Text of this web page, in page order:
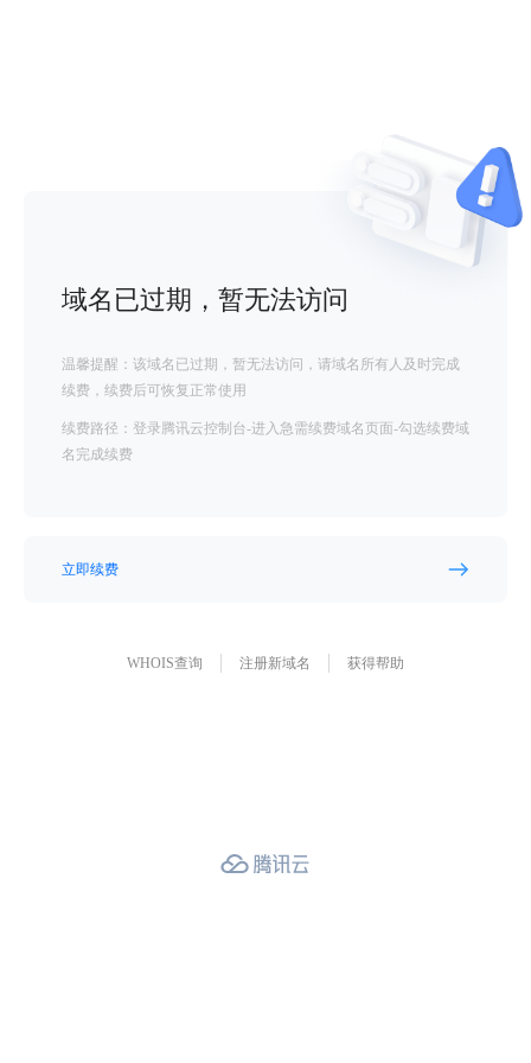
域名已过期，暂无法访问
温馨提醒：该域名已过期，暂无法访问，请域名所有人及时完成
续费，续费后可恢复正常使用
续费路径：登录腾讯云控制台-进入急需续费域名页面-勾选续费域
名完成续费
立即续费
WHOIS查询 注册新域名 获得帮助